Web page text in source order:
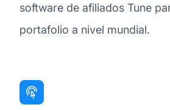
software de afiliados Tune
portafolio a nivel mundial.